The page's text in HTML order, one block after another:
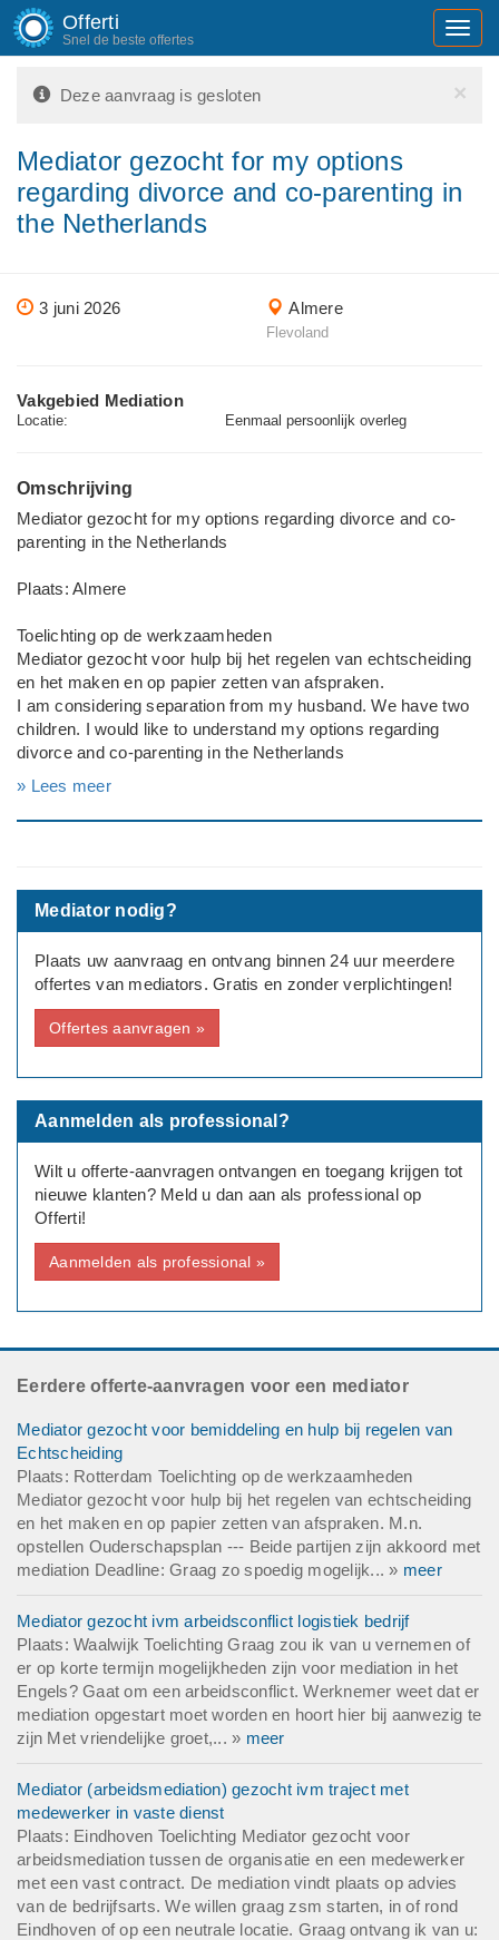
Offerti
Snel de beste offertes
×
Deze aanvraag is gesloten
Mediator gezocht for my options
regarding divorce and co-parenting in
the Netherlands
3 juni 2026 Almere
Flevoland
Vakgebied Mediation
Locatie: Eenmaal persoonlijk overleg
Omschrijving
Mediator gezocht for my options regarding divorce and co-
parenting in the Netherlands
Plaats: Almere
Toelichting op de werkzaamheden
Mediator gezocht voor hulp bij het regelen van echtscheiding
en het maken en op papier zetten van afspraken.
I am considering separation from my husband. We have two
children. I would like to understand my options regarding
divorce and co-parenting in the Netherlands
---
» Lees meer
Mediator nodig?
Plaats uw aanvraag en ontvang binnen 24 uur meerdere
offertes van mediators. Gratis en zonder verplichtingen!
Offertes aanvragen »
Aanmelden als professional?
Wilt u offerte-aanvragen ontvangen en toegang krijgen tot
nieuwe klanten? Meld u dan aan als professional op
Offerti!
Aanmelden als professional »
Eerdere offerte-aanvragen voor een mediator
Mediator gezocht voor bemiddeling en hulp bij regelen van
Echtscheiding
Plaats: Rotterdam Toelichting op de werkzaamheden
Mediator gezocht voor hulp bij het regelen van echtscheiding
en het maken en op papier zetten van afspraken. M.n.
opstellen Ouderschapsplan --- Beide partijen zijn akkoord met
mediation Deadline: Graag zo spoedig mogelijk... » meer
Mediator gezocht ivm arbeidsconflict logistiek bedrijf
Plaats: Waalwijk Toelichting Graag zou ik van u vernemen of
er op korte termijn mogelijkheden zijn voor mediation in het
Engels? Gaat om een arbeidsconflict. Werknemer weet dat er
mediation opgestart moet worden en hoort hier bij aanwezig te
zijn Met vriendelijke groet,... » meer
Mediator (arbeidsmediation) gezocht ivm traject met
medewerker in vaste dienst
Plaats: Eindhoven Toelichting Mediator gezocht voor
arbeidsmediation tussen de organisatie en een medewerker
met een vast contract. De mediation vindt plaats op advies
van de bedrijfsarts. We willen graag zsm starten, in of rond
Eindhoven of op een neutrale locatie. Graag ontvang ik van u: